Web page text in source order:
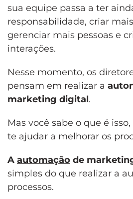
sua equipe passa a ter
responsabilidade, criar
gerenciar mais pessoas e
interações.
Nesse momento, os
pensam em realizar a
marketing digital.
Mas você sabe o que é
te ajudar a melhorar os
A automação de
simples do que realizar a
processos.